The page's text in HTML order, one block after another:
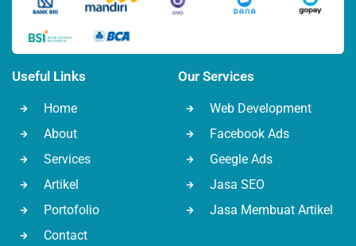
Useful Links
Home
About
Services
Artikel
Portofolio
Contact
Our Services
Web Development
Facebook Ads
Geegle Ads
Jasa SEO
Jasa Membuat Artikel